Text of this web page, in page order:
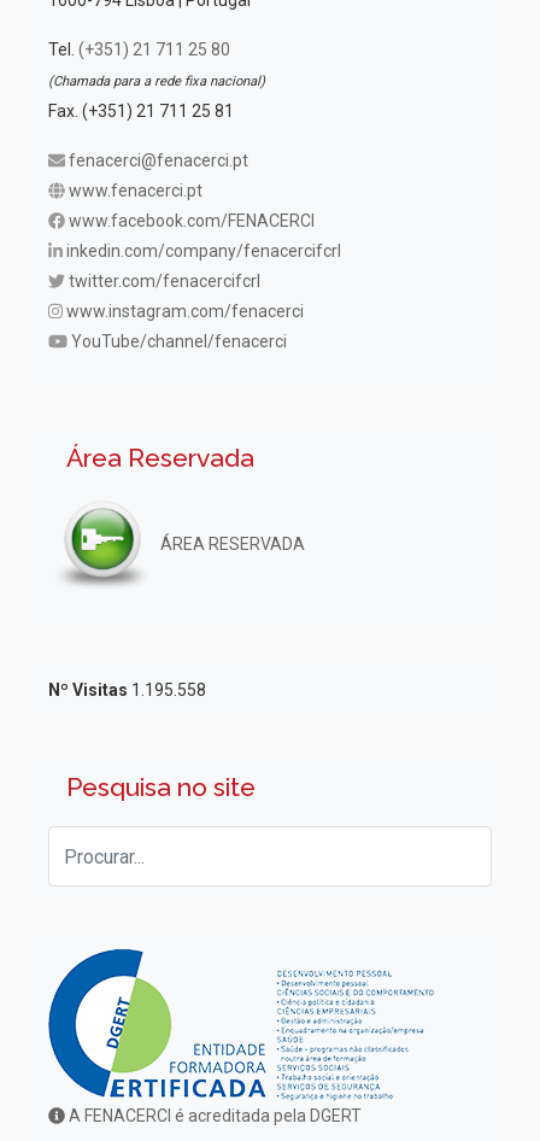
Tel. (+351) 21 711 25 80
(Chamada para a rede fixa nacional)
Fax. (+351) 21 711 25 81
fenacerci@fenacerci.pt
www.fenacerci.pt
www.facebook.com/FENACERCI
inkedin.com/company/fenacercifcrl
twitter.com/fenacercifcrl
www.instagram.com/fenacerci
YouTube/channel/fenacerci
Área Reservada
ÁREA RESERVADA
Nº Visitas 1.195.558
Pesquisa no site
A FENACERCI é acreditada pela DGERT